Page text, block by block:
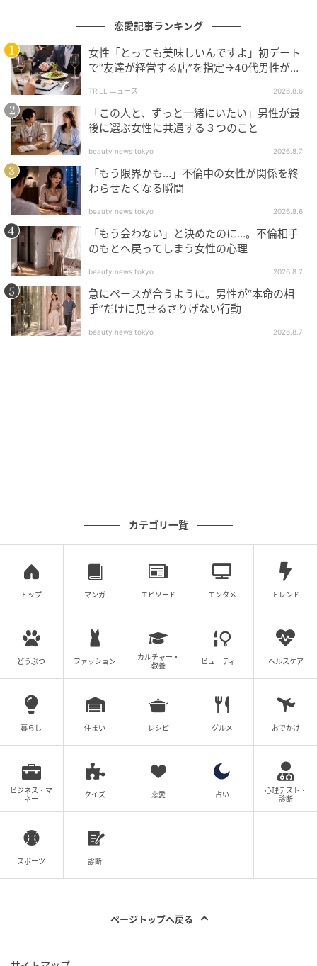
恋愛記事ランキング
女性「とっても美味しいんですよ」初デート
で“友達が経営する店”を指定→40代男性が向
TRILL ニュース 2026.8.6
「この人と、ずっと一緒にいたい」男性が最
後に選ぶ女性に共通する３つのこと
beauty news tokyo 2026.8.7
「もう限界かも…」不倫中の女性が関係を終
わらせたくなる瞬間
beauty news tokyo 2026.8.6
「もう会わない」と決めたのに…。不倫相手
のもとへ戻ってしまう女性の心理
beauty news tokyo 2026.8.7
急にペースが合うように。男性が“本命の相
手”だけに見せるさりげない行動
beauty news tokyo 2026.8.7
カテゴリ一覧
トップ マンガ エピソード エンタメ トレンド
どうぶつ ファッション
カルチャー・
教養
ビューティー ヘルスケア
暮らし 住まい レシピ グルメ おでかけ
ビジネス・マ
ネー
クイズ 恋愛 占い
心理テスト・
診断
スポーツ 診断
ページトップへ戻る